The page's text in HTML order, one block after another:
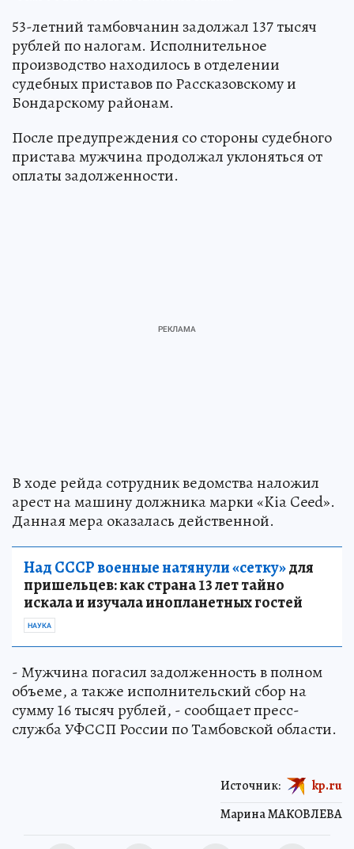
53-летний тамбовчанин задолжал 137 тысяч
рублей по налогам. Исполнительное
производство находилось в отделении
судебных приставов по Рассказовскому и
Бондарскому районам.
После предупреждения со стороны судебного
пристава мужчина продолжал уклоняться от
оплаты задолженности.
В ходе рейда сотрудник ведомства наложил
арест на машину должника марки «Kia Ceed».
Данная мера оказалась действенной.
Над СССР военные натянули «сетку»для
пришельцев: как страна 13 лет тайно
искала и изучала инопланетных гостей
НАУКА
- Мужчина погасил задолженность в полном
объеме, а также исполнительский сбор на
сумму 16 тысяч рублей, - сообщает пресс-
служба УФССП России по Тамбовской области.
Марина МАКОВЛЕВА
Источник: kp.ru